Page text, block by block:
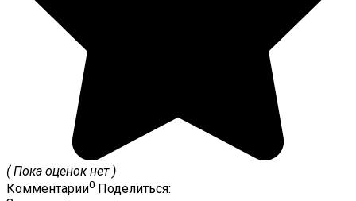
( Пока оценок нет )
Комментарии0 Поделиться: